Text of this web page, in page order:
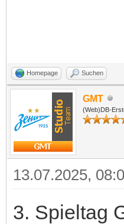
Homepage Suchen
GMT
(Web)DB-
13.07.2025,
3. Spieltag